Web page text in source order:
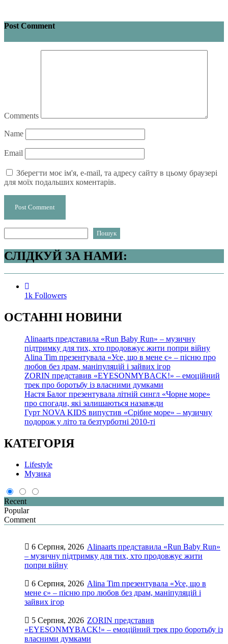
Post Comment
Comments
Name
Email
Зберегти моє ім'я, e-mail, та адресу сайту в цьому браузері
для моїх подальших коментарів.
Пошук
СЛІДКУЙ ЗА НАМИ:
1k Followers
ОСТАННІ НОВИНИ
Alinaarts представила «Run Baby Run» – музичну
підтримку для тих, хто продовжує жити попри війну
Alina Tim презентувала «Усе, що в мене є» – пісню про
любов без драм, маніпуляцій і зайвих ігор
ZORIN представив «EYESONMYBACK!» – емоційний
трек про боротьбу із власними думками
Настя Балог презентувала літній сингл «Чорне море»
про спогади, які залишаються назавжди
Гурт NOVA KIDS випустив «Срібне море» – музичну
подорож у літо та безтурботні 2010-ті
КАТЕГОРІЯ
Lifestyle
Музика
Recent
Popular
Comment
6 Серпня, 2026 Alinaarts представила «Run Baby Run»
– музичну підтримку для тих, хто продовжує жити
попри війну
6 Серпня, 2026 Alina Tim презентувала «Усе, що в
мене є» – пісню про любов без драм, маніпуляцій і
зайвих ігор
5 Серпня, 2026 ZORIN представив
«EYESONMYBACK!» – емоційний трек про боротьбу із
власними думками